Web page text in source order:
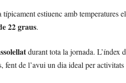
estiuenc amb temperatures
22 graus.
durant tota la jornada. L’índex
fent de l’avui un dia ideal per